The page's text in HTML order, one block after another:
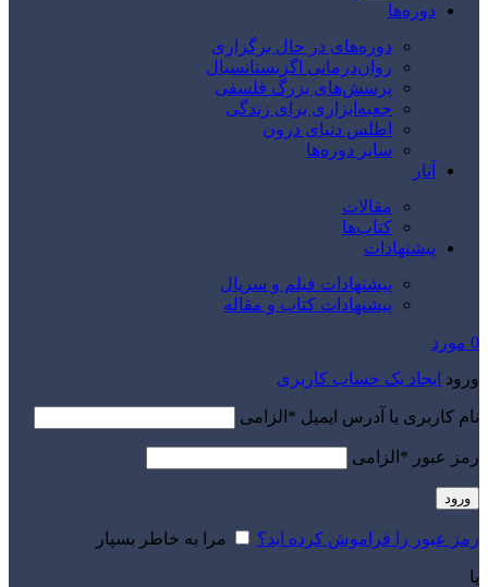
دوره‌ها
دوره‌های در حال برگزاری
روان‌درمانی اگزیستانسیال
پرسش‌های بزرگ فلسفی
جعبه‌ابزاری برای زندگی
اطلس دنیای درون
سایر دوره‌ها
آثار
مقالات
کتاب‌ها
پیشنهادات
پیشنهادات فیلم و سریال
پیشنهادات کتاب و مقاله
0 مورد
ورود ایجاد یک حساب کاربری
نام کاربری یا آدرس ایمیل * الزامی
رمز عبور * الزامی
ورود
رمز عبور را فراموش کرده اید؟ مرا به خاطر بسپار
یا